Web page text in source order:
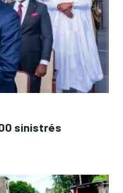
sinistrés